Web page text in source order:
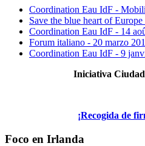
Coordination Eau IdF -
Save the blue heart of
Coordination Eau IdF - 14
Forum italiano - 20 marzo
Coordination Eau IdF - 9
Iniciativa
¡Recogida de
Foco en Irlanda